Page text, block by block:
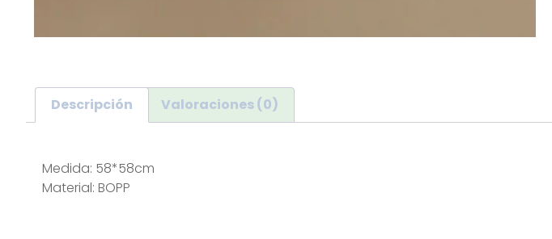
Descripción Valoraciones (0)
Medida: 58*58cm
Material: BOPP